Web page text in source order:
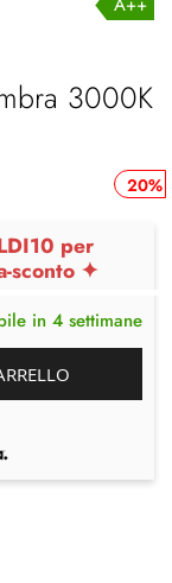
3000K
20%
per
sconto ✦
in 4 settimane